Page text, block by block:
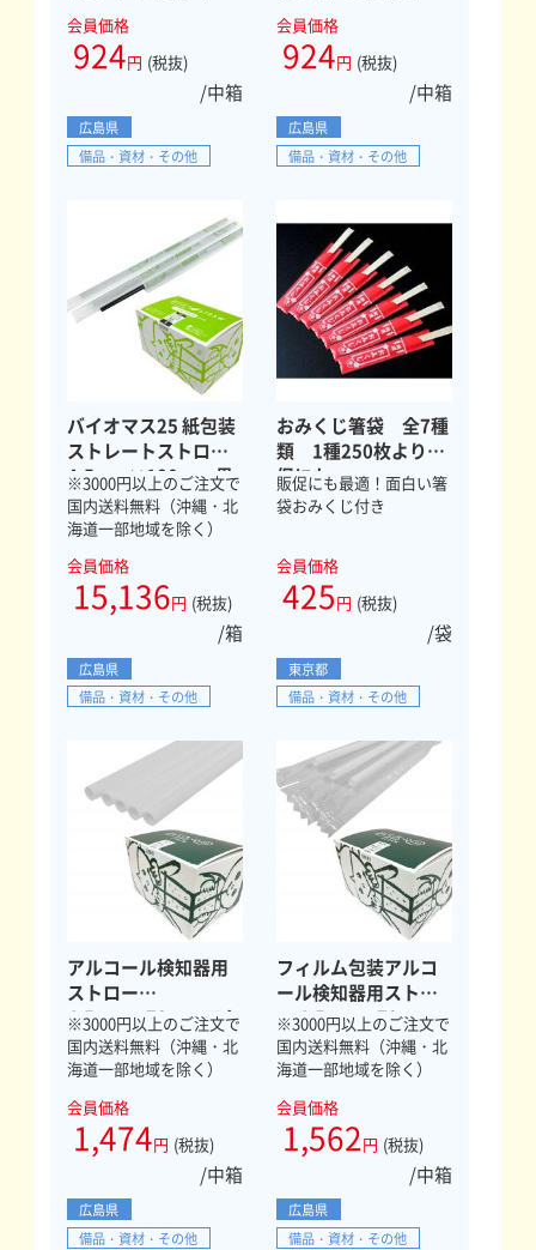
会員価格
924円 (税抜)
/中箱
広島県
備品・資材・その他
会員価格
924円 (税抜)
/中箱
広島県
備品・資材・その他
バイオマス25 紙包装
ストレートストロー
4.5mm×180mm 黒
10000本
※3000円以上のご注文で
国内送料無料（沖縄・北
海道一部地域を除く）
会員価格
15,136円 (税抜)
/箱
広島県
備品・資材・その他
おみくじ箸袋 全7種
類 1種250枚より販
促にも
販促にも最適！面白い箸
袋おみくじ付き
会員価格
425円 (税抜)
/袋
東京都
備品・資材・その他
アルコール検知器用
ストロー
4.5mm×70mm スト
レート 2000本
※3000円以上のご注文で
国内送料無料（沖縄・北
海道一部地域を除く）
会員価格
1,474円 (税抜)
/中箱
広島県
備品・資材・その他
フィルム包装アルコ
ール検知器用ストロ
ー 4.5mm×70mm
ストレート 800本
※3000円以上のご注文で
国内送料無料（沖縄・北
海道一部地域を除く）
会員価格
1,562円 (税抜)
/中箱
広島県
備品・資材・その他